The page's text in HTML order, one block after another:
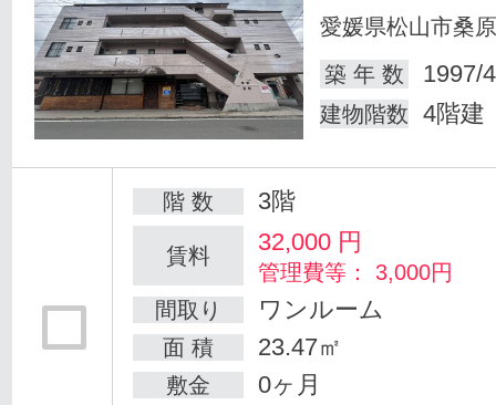
愛媛県松山市桑原
築 年 数
1997/
建物階数 4階建
階 数 3階
賃料 32,000 円
管理費等： 3,000円
間取り
ワンルーム
面 積 23.47㎡
敷金 0ヶ月